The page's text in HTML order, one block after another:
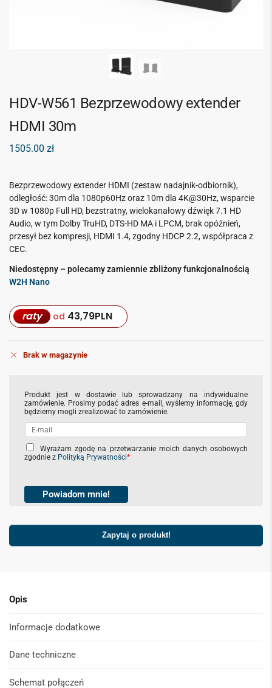
HDV-W561 Bezprzewodowy extender
HDMI 30m
1505.00 zł
Bezprzewodowy extender HDMI (zestaw nadajnik-odbiornik),
odległość: 30m dla 1080p60Hz oraz 10m dla 4K@30Hz, wsparcie
3D w 1080p Full HD, bezstratny, wielokanałowy dźwięk 7.1 HD
Audio, w tym Dolby TruHD, DTS-HD MA i LPCM, brak opóźnień,
przesył bez kompresji, HDMI 1.4, zgodny HDCP 2.2, współpraca z
CEC.
Niedostępny – polecamy zamiennie zbliżony funkcjonalnością
W2H Nano
raty od 43,79PLN
Brak w magazynie
Produkt jest w dostawie lub sprowadzany na indywidualne
zamówienie. Prosimy podać adres e-mail, wyślemy informację, gdy
będziemy mogli zrealizować to zamówienie.
C
h
b
x
Wyrażam zgodę na przetwarzanie moich danych osobowych
zgodnie z Polityką Prywatności*
Powiadom mnie!
Zapytaj o produkt!
Opis
Informacje dodatkowe
Dane techniczne
Schemat połączeń